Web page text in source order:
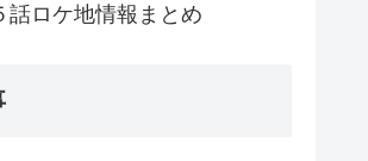
話ロケ地情報まとめ